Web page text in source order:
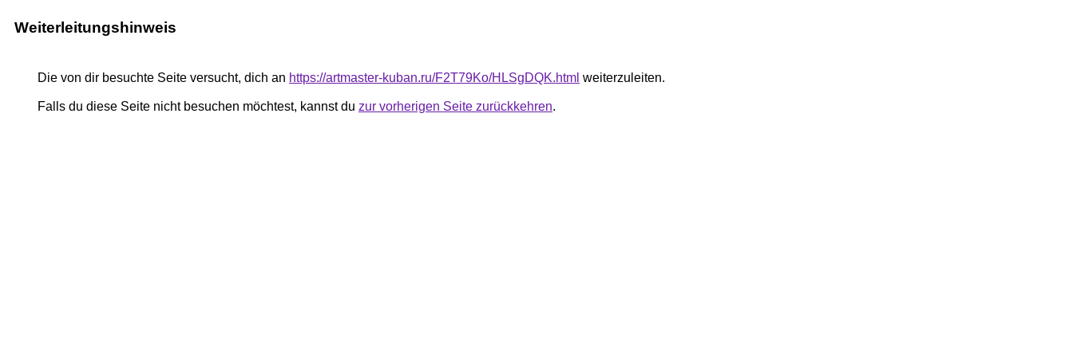
Weiterleitungshinweis
Die von dir besuchte Seite versucht, dich an https://artmaster-kuban.ru/F2T79Ko/HLSgDQK.html weiterzuleiten.
Falls du diese Seite nicht besuchen möchtest, kannst du zur vorherigen Seite zurückkehren.